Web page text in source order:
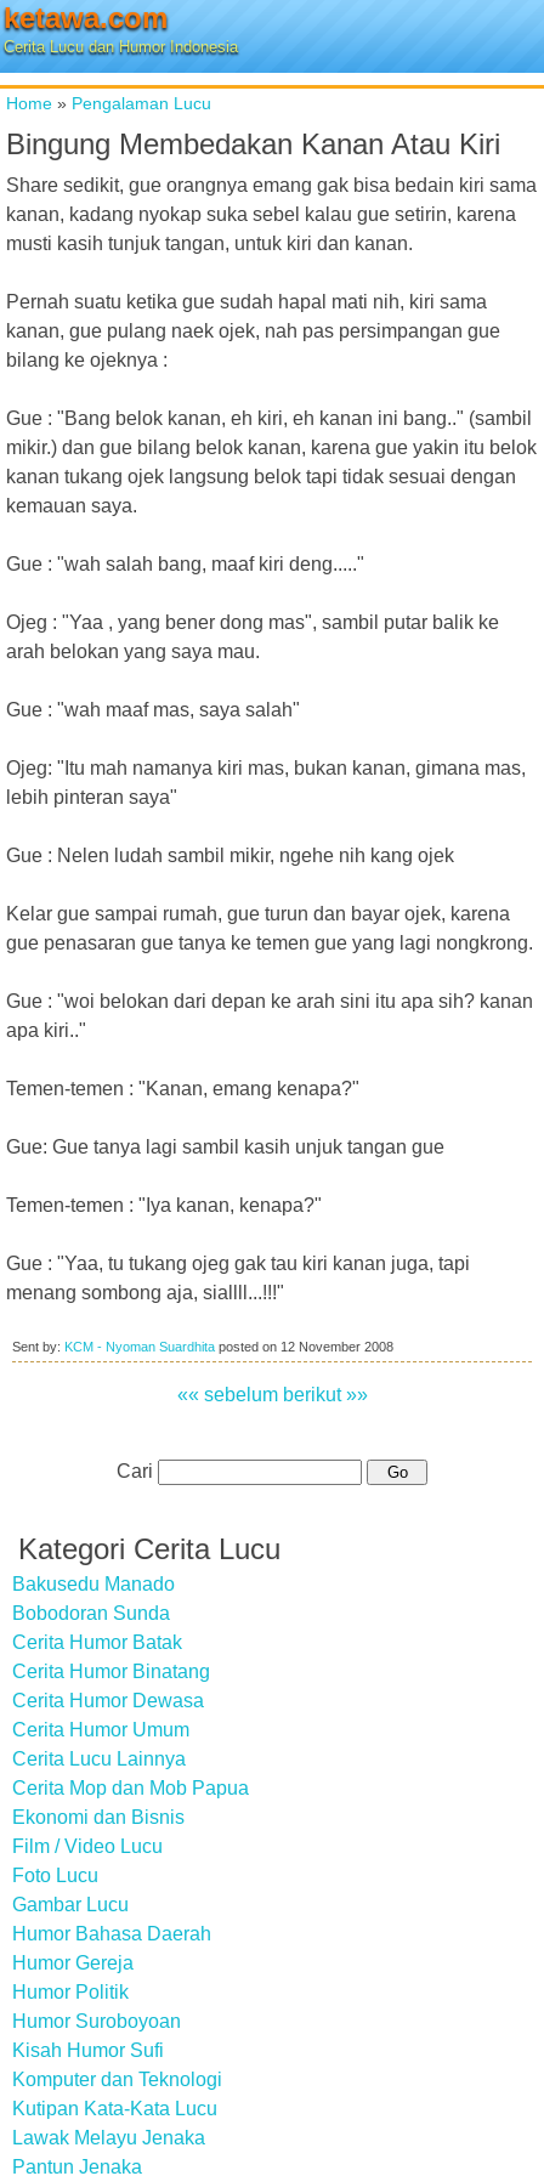
ketawa.com
Cerita Lucu dan Humor Indonesia
Home » Pengalaman Lucu
Bingung Membedakan Kanan Atau Kiri
Share sedikit, gue orangnya emang gak bisa bedain kiri sama
kanan, kadang nyokap suka sebel kalau gue setirin, karena
musti kasih tunjuk tangan, untuk kiri dan kanan.
Pernah suatu ketika gue sudah hapal mati nih, kiri sama
kanan, gue pulang naek ojek, nah pas persimpangan gue
bilang ke ojeknya :
Gue : "Bang belok kanan, eh kiri, eh kanan ini bang.." (sambil
mikir.) dan gue bilang belok kanan, karena gue yakin itu belok
kanan tukang ojek langsung belok tapi tidak sesuai dengan
kemauan saya.
Gue : "wah salah bang, maaf kiri deng....."
Ojeg : "Yaa , yang bener dong mas", sambil putar balik ke
arah belokan yang saya mau.
Gue : "wah maaf mas, saya salah"
Ojeg: "Itu mah namanya kiri mas, bukan kanan, gimana mas,
lebih pinteran saya"
Gue : Nelen ludah sambil mikir, ngehe nih kang ojek
Kelar gue sampai rumah, gue turun dan bayar ojek, karena
gue penasaran gue tanya ke temen gue yang lagi nongkrong.
Gue : "woi belokan dari depan ke arah sini itu apa sih? kanan
apa kiri.."
Temen-temen : "Kanan, emang kenapa?"
Gue: Gue tanya lagi sambil kasih unjuk tangan gue
Temen-temen : "Iya kanan, kenapa?"
Gue : "Yaa, tu tukang ojeg gak tau kiri kanan juga, tapi
menang sombong aja, siallll...!!!"
Sent by: KCM - Nyoman Suardhita posted on 12 November 2008
«« sebelum berikut »»
Cari
Kategori Cerita Lucu
Bakusedu Manado
Bobodoran Sunda
Cerita Humor Batak
Cerita Humor Binatang
Cerita Humor Dewasa
Cerita Humor Umum
Cerita Lucu Lainnya
Cerita Mop dan Mob Papua
Ekonomi dan Bisnis
Film / Video Lucu
Foto Lucu
Gambar Lucu
Humor Bahasa Daerah
Humor Gereja
Humor Politik
Humor Suroboyoan
Kisah Humor Sufi
Komputer dan Teknologi
Kutipan Kata-Kata Lucu
Lawak Melayu Jenaka
Pantun Jenaka